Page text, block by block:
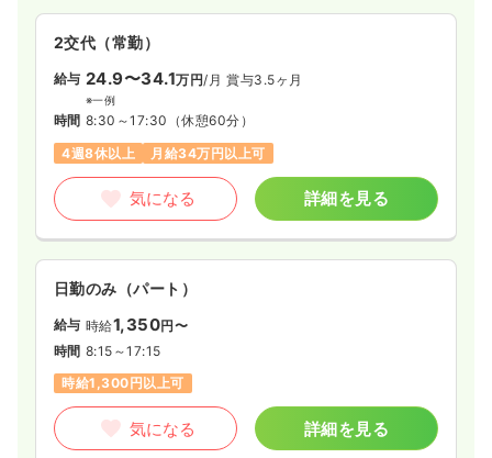
2交代（常勤）
給与 24.9〜34.1万円/月 賞与3.5ヶ月
※一例
時間 8:30～17:30 （休憩60分）
4週8休以上
月給34万円以上可
気になる 詳細を見る
日勤のみ（パート）
給与 時給1,350円〜
時間 8:15～17:15
時給1,300円以上可
気になる 詳細を見る